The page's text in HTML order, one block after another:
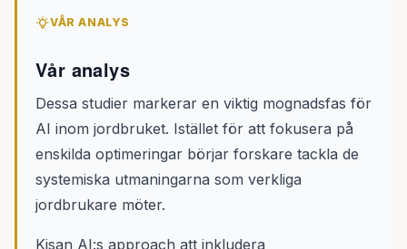
VÅR ANALYS
Vår analys
Dessa studier markerar en viktig mognadsfas för
AI inom jordbruket. Istället för att fokusera på
enskilda optimeringar börjar forskare tackla de
systemiska utmaningarna som verkliga
jordbrukare möter.
Kisan AI:s approach att inkludera